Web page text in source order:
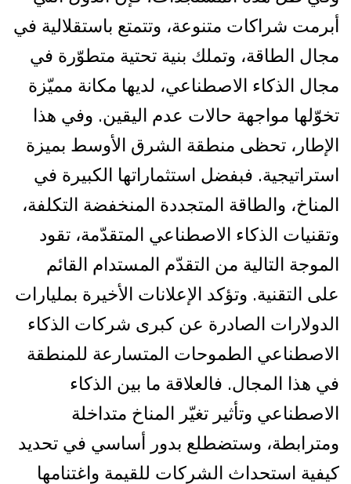
أبرمت شراكات متنوعة، وتتمتع باستقلالية في
مجال الطاقة، وتملك بنية تحتية متطوّرة في
مجال الذكاء الاصطناعي، لديها مكانة مميّزة
تخوّلها مواجهة حالات عدم اليقين. وفي هذا
الإطار، تحظى منطقة الشرق الأوسط بميزة
استراتيجية. فبفضل استثماراتها الكبيرة في
المناخ، والطاقة المتجددة المنخفضة التكلفة،
وتقنيات الذكاء الاصطناعي المتقدّمة، تقود
الموجة التالية من التقدّم المستدام القائم
على التقنية. وتؤكد الإعلانات الأخيرة بمليارات
الدولارات الصادرة عن كبرى شركات الذكاء
الاصطناعي الطموحات المتسارعة للمنطقة
في هذا المجال. فالعلاقة ما بين الذكاء
الاصطناعي وتأثير تغيّر المناخ متداخلة
ومترابطة، وستضطلع بدور أساسي في تحديد
كيفية استحداث الشركات للقيمة واغتنامها